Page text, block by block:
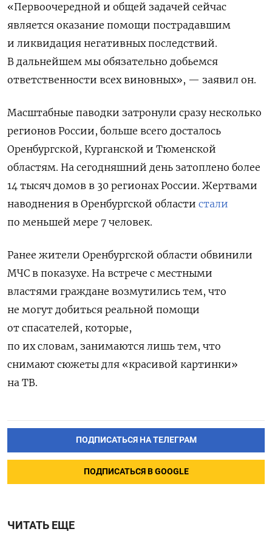
«Первоочередной и общей задачей сейчас
является оказание помощи пострадавшим
и ликвидация негативных последствий.
В дальнейшем мы обязательно добьемся
ответственности всех виновных», — заявил он.
Масштабные паводки затронули сразу несколько
регионов России, больше всего досталось
Оренбургской, Курганской и Тюменской
областям. На сегодняшний день затоплено более
14 тысяч домов в 30 регионах России. Жертвами
наводнения в Оренбургской области стали
по меньшей мере 7 человек.
Ранее жители Оренбургской области обвинили
МЧС в показухе. На встрече с местными
властями граждане возмутились тем, что
не могут добиться реальной помощи
от спасателей, которые,
по их словам, занимаются лишь тем, что
снимают сюжеты для «красивой картинки»
на ТВ.
ПОДПИСАТЬСЯ НА ТЕЛЕГРАМ
ПОДПИСАТЬСЯ В GOOGLE
ЧИТАТЬ ЕЩЕ